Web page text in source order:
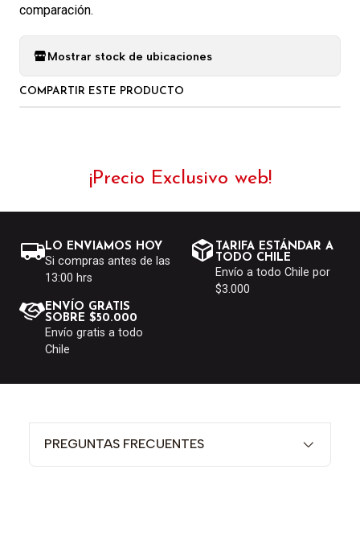
comparación.
Mostrar stock de ubicaciones
COMPARTIR ESTE PRODUCTO
¡Precio Exclusivo web!
LO ENVIAMOS HOY
Si compras antes de las
13:00 hrs
TARIFA ESTÁNDAR A
TODO CHILE
Envío a todo Chile por
$3.000
ENVÍO GRATIS
SOBRE $50.000
Envío gratis a todo
Chile
PREGUNTAS FRECUENTES